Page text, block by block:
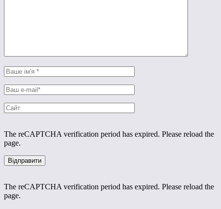
The reCAPTCHA verification period has expired. Please reload the
page.
The reCAPTCHA verification period has expired. Please reload the
page.